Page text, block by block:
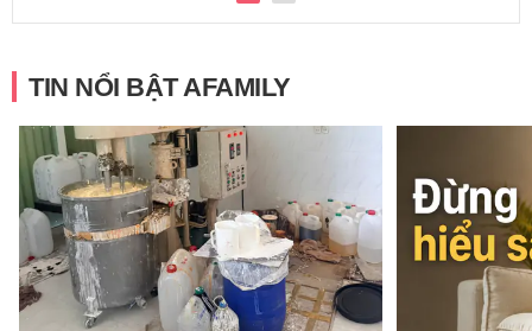
TIN NỔI BẬT AFAMILY